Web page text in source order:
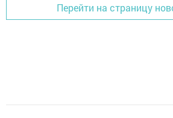
Перейти на страницу